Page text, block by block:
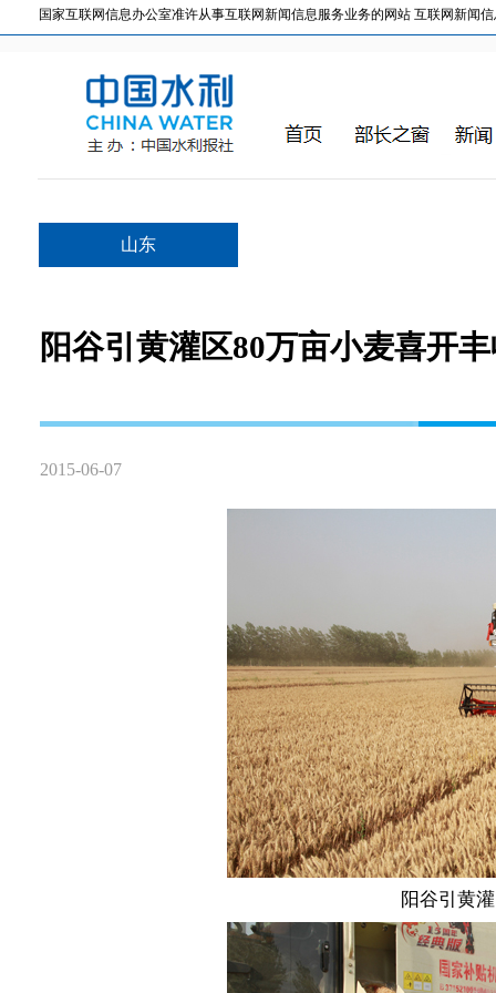
国家互联网信息办公室准许从事互联网新闻信息服务业务的网站 互联网新闻信
山东
阳谷引黄灌区80万亩小麦喜开
2015-06-07
阳谷引黄